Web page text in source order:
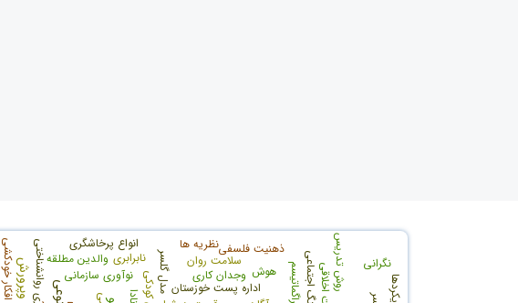
نوآوری سازمانی
اداره پست خوزستان افکار خودکشی مدل گلسر والدین مطلقه
وجدان کاری
سلامت روان فرهنگ اجتماعیپراگماتیسم
انواع پرخاشگری نظریه ها روش تدریس
ذهنیت فلسفی
نگرانی
نابرابری
هوش